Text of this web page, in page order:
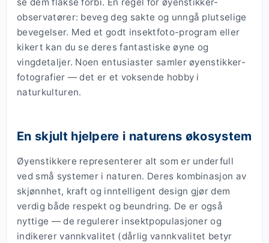
observatører: beveg deg sakte og unngå plutselige
bevegelser. Med et godt insektfoto-program eller
kikert kan du se deres fantastiske øyne og
vingdetaljer. Noen entusiaster samler øyenstikker-
fotografier — det er et voksende hobby i
naturkulturen.
En skjult hjelpere i naturens økosystem
Øyenstikkere representerer alt som er underfull
ved små systemer i naturen. Deres kombinasjon av
skjønnhet, kraft og inntelligent design gjør dem
verdig både respekt og beundring. De er også
nyttige — de regulerer insektpopulasjoner og
indikerer vannkvalitet (dårlig vannkvalitet betyr